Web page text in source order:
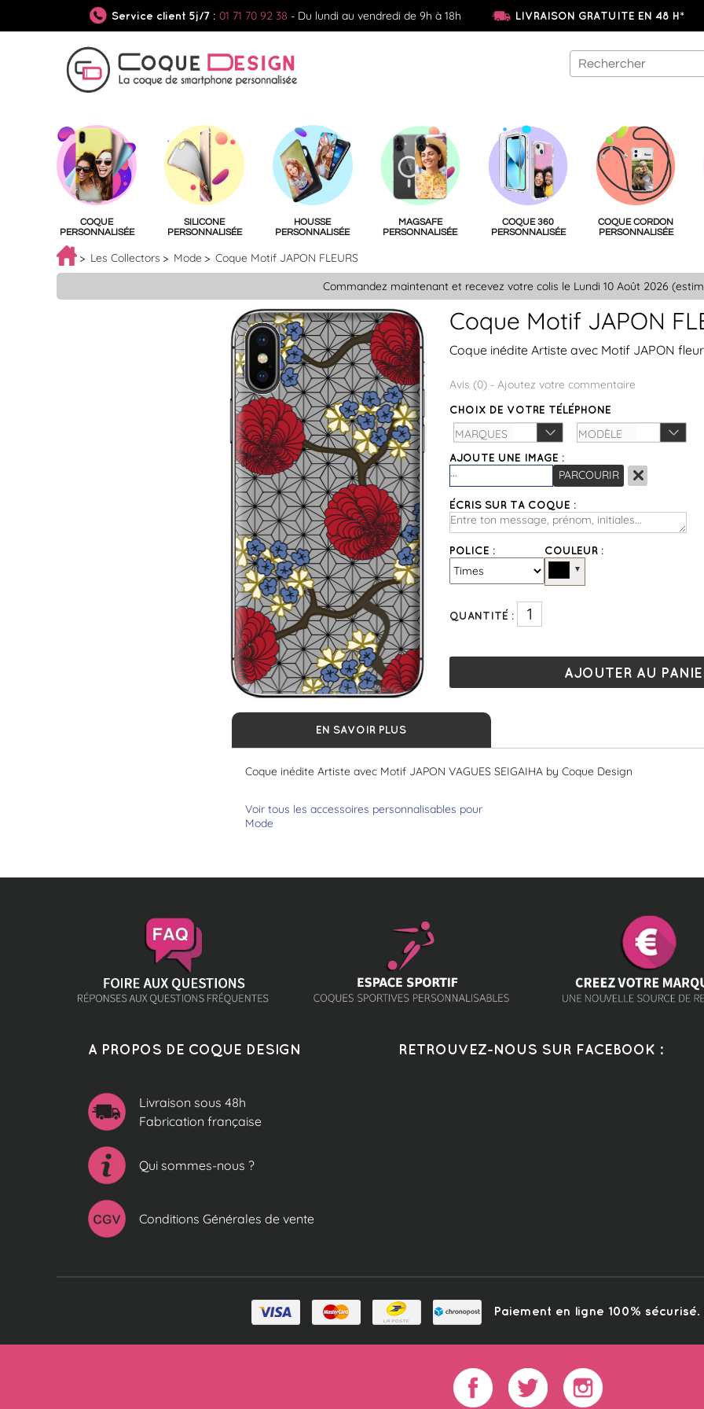
Service client 5j/7 : 01 71 70 92 38 - Du lundi au vendredi de 9h à 18h LIVRAISON GRATUITE EN 48 H*
COQUE
PERSONNALISÉE
SILICONE
PERSONNALISÉE
HOUSSE
PERSONNALISÉE
MAGSAFE
PERSONNALISÉE
COQUE 360
PERSONNALISÉE
COQUE CORDON
PERSONNALISÉE
Les Collectors Mode
Coque Motif JAPON FLEURS
Commandez maintenant et recevez votre colis le Lundi 10 Août 2026
Coque Motif JAPON
Coque inédite Artiste avec Motif JAPON
Avis (0) - Ajoutez votre commentaire
CHOIX DE VOTRE TÉLÉPHONE
AJOUTE UNE IMAGE :
... PARCOURIR ×
ÉCRIS SUR TA COQUE :
POLICE : COULEUR :
▼
QUANTITÉ :
EN SAVOIR PLUS
Coque inédite Artiste avec Motif JAPON VAGUES SEIGAIHA by Coque Design
Voir tous les accessoires personnalisables pour
Mode
A PROPOS DE COQUE DESIGN
Livraison sous 48h
Fabrication française
Qui sommes-nous ?
Conditions Générales de vente
RETROUVEZ-NOUS SUR FACEBOOK :
Paiement en ligne 100%